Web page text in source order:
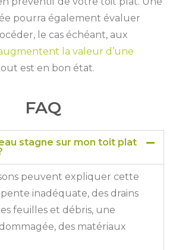
pourra également évaluer
le cas échéant, aux
la valeur d’une
est en bon état.
FAQ
stagne sur mon toit plat
peuvent expliquer cette
inadéquate, des drains
feuilles et débris, une
des matériaux